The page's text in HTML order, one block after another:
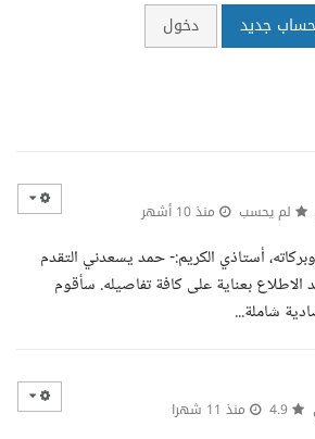
حساب جديد دخول
لم يحسب منذ 10 أشهر
أستاذي الكريم:- حمد يسعدني التقدم
بعناية على كافة تفاصيله. سأقوم
شاملة...
منذ 11 شهرا